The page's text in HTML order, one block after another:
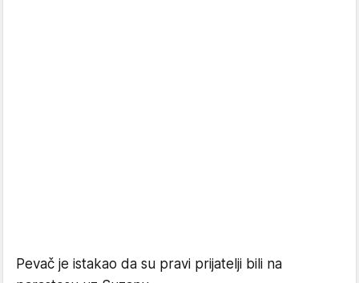
Pevač je istakao da su pravi prijatelji bili na